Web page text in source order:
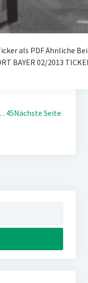
als PDF Ähnliche
BAYER 02/2013
45Nächste Seite